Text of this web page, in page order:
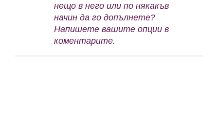
нещо в него или по някакъв
начин да го допълнете?
Напишете вашите опции в
коментарите.